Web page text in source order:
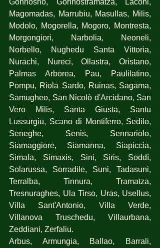
Gonnosnò, Gonnostramatza, Laconi,
Magomadas, Marrubiu, Masullas, Milis,
Modolo, Mogorella, Mogoro, Montresta,
Morgongiori, Narbolia, Neoneli,
Norbello, Nughedu Santa Vittoria,
Nurachi, Nureci, Ollastra, Oristano,
Palmas Arborea, Pau, Paulilatino,
Pompu, Riola Sardo, Ruinas, Sagama,
Samugheo, San Nicolò d'Arcidano, San
Vero Milis, Santa Giusta, Santu
Lussurgiu, Scano di Montiferro, Sedilo,
Seneghe, Senis, Sennariolo,
Siamaggiore, Siamanna, Siapiccia,
Simala, Simaxis, Sini, Siris, Soddì,
Solarussa, Sorradile, Suni, Tadasuni,
Terralba, Tinnura, Tramatza,
Tresnuraghes, Ula Tirso, Uras, Usellus,
Villa Sant'Antonio, Villa Verde,
Villanova Truschedu, Villaurbana,
Zeddiani, Zerfaliu.
Arbus, Armungia, Ballao, Barrali,